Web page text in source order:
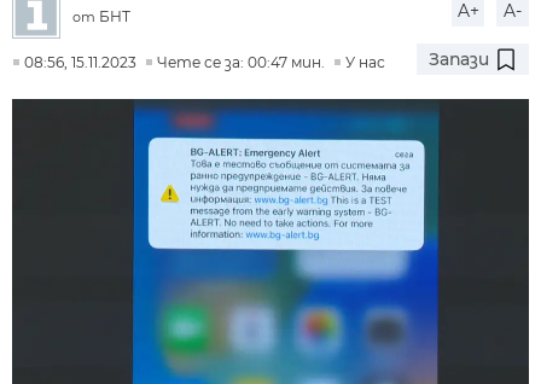
от БНТ A+ A-
08:56, 15.11.2023 Чете се за: 00:47 мин. У нас Запази